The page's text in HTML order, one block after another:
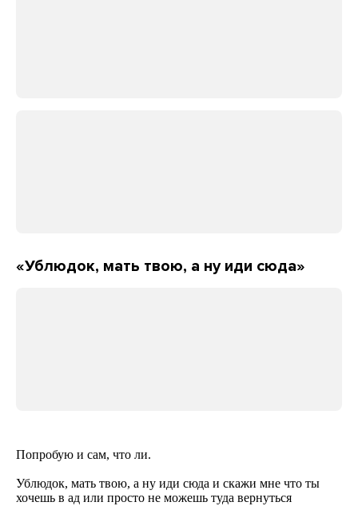
«Ублюдок, мать твою, а ну иди сюда»